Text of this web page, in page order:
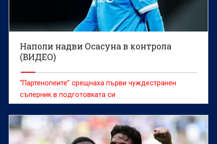
Наполи надви Осасуна в контрола
(ВИДЕО)
“Партенопеите” срещнаха първи чуждестранен
съперник в подготовката си